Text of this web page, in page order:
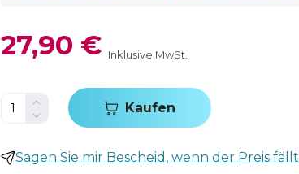
27,90 € Inklusive MwSt.
Kaufen
Sagen Sie mir Bescheid, wenn der Preis fällt